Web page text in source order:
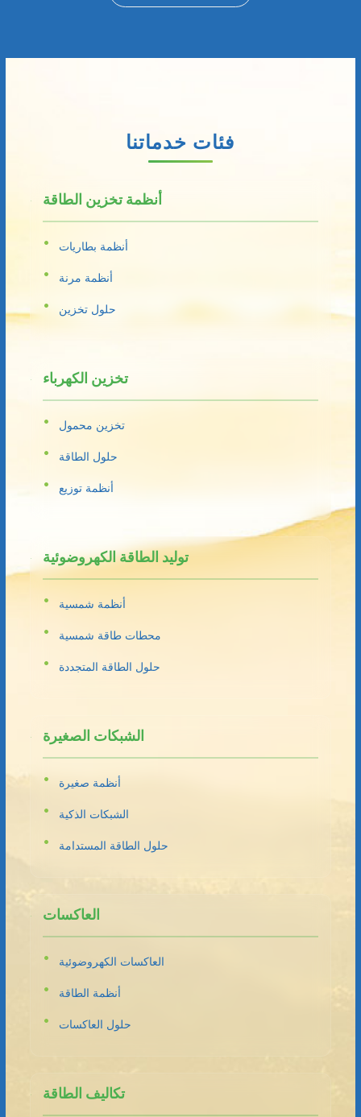
فئات خدماتنا
أنظمة تخزين الطاقة
أنظمة بطاريات
أنظمة مرنة
حلول تخزين
تخزين الكهرباء
تخزين محمول
حلول الطاقة
أنظمة توزيع
توليد الطاقة الكهروضوئية
أنظمة شمسية
محطات طاقة شمسية
حلول الطاقة المتجددة
الشبكات الصغيرة
أنظمة صغيرة
الشبكات الذكية
حلول الطاقة المستدامة
العاكسات
العاكسات الكهروضوئية
أنظمة الطاقة
حلول العاكسات
تكاليف الطاقة